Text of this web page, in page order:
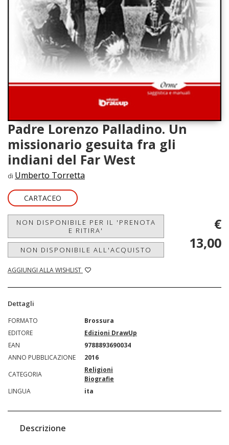
Padre Lorenzo Palladino. Un
missionario gesuita fra gli
indiani del Far West
di Umberto Torretta
CARTACEO
NON DISPONIBILE PER IL 'PRENOTA
E RITIRA'
NON DISPONIBILE ALL'ACQUISTO
AGGIUNGI ALLA WISHLIST
€
13,00
Dettagli
FORMATO
Brossura
EDITORE
Edizioni DrawUp
EAN
9788893690034
ANNO PUBBLICAZIONE
2016
CATEGORIA
Religioni
Biografie
LINGUA
ita
Descrizione